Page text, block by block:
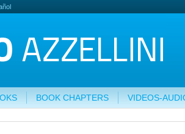
BOOK CHAPTERS VIDEOS-